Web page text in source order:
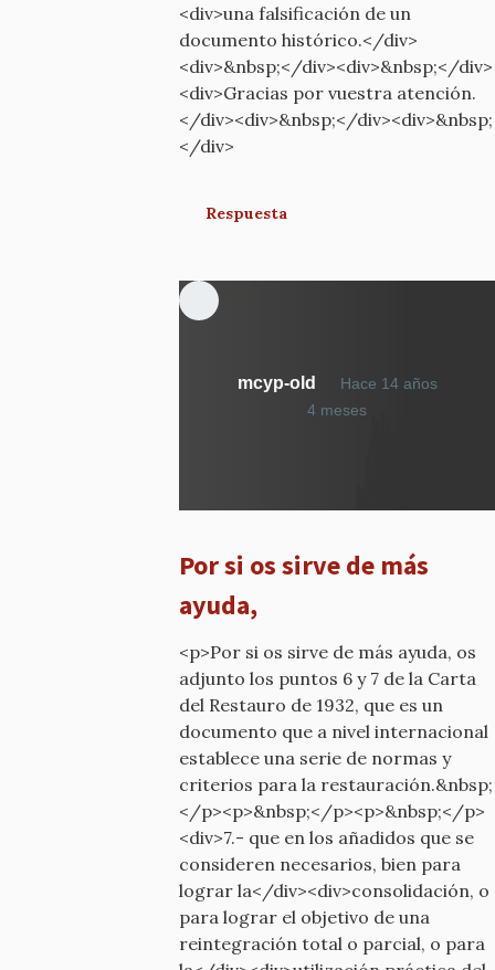
<div>una falsificación de un
documento histórico.</div>
<div>&nbsp;</div><div>&nbsp;</div>
<div>Gracias por vuestra atención.
</div><div>&nbsp;</div><div>&nbsp;
</div>
Respuesta
mcyp-old
Hace 14 años
4 meses
calificativo
dicho?
old
Por si os sirve de más
ayuda,
<p>Por si os sirve de más ayuda, os
adjunto los puntos 6 y 7 de la Carta
del Restauro de 1932, que es un
documento que a nivel internacional
establece una serie de normas y
criterios para la restauración.&nbsp;
</p><p>&nbsp;</p><p>&nbsp;</p>
<div>7.- que en los añadidos que se
consideren necesarios, bien para
lograr la</div><div>consolidación, o
para lograr el objetivo de una
reintegración total o parcial, o para